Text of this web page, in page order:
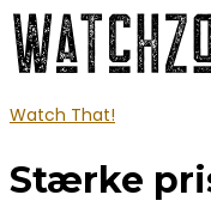
Watch That!
Stærke